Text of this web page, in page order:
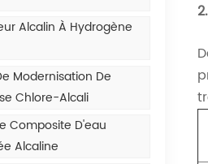
Alcalin À Hydrogène
Modernisation De
Chlore-Alcali
Composite D'eau
Alcaline